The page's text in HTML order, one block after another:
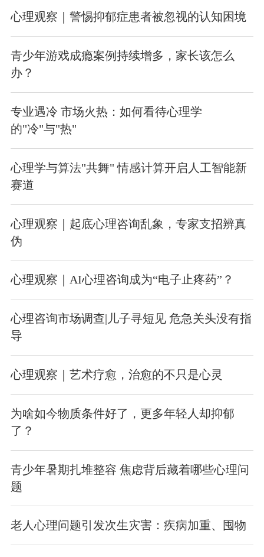
心理观察｜警惕抑郁症患者被忽视的认知困境
青少年游戏成瘾案例持续增多，家长该怎么
办？
专业遇冷 市场火热：如何看待心理学
的"冷"与"热"
心理学与算法"共舞" 情感计算开启人工智能新
赛道
心理观察｜起底心理咨询乱象，专家支招辨真
伪
心理观察｜AI心理咨询成为“电子止疼药”？
心理咨询市场调查|儿子寻短见 ​危急关头没有指
导
心理观察｜艺术疗愈，治愈的不只是心灵
为啥如今物质条件好了，更多年轻人却抑郁
了？
青少年暑期扎堆整容 焦虑背后藏着哪些心理问
题
老人心理问题引发次生灾害：疾病加重、囤物